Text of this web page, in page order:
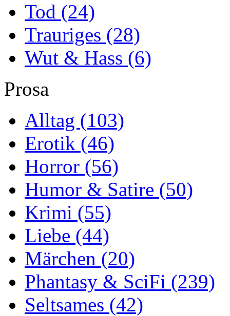
Tod (24)
Trauriges (28)
Wut & Hass (6)
Prosa
Alltag (103)
Erotik (46)
Horror (56)
Humor & Satire (50)
Krimi (55)
Liebe (44)
Märchen (20)
Phantasy & SciFi (239)
Seltsames (42)